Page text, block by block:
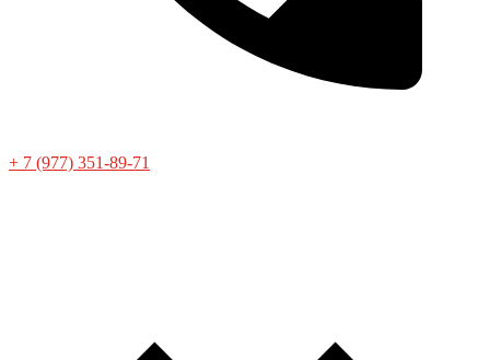
+ 7 (977) 351-89-71